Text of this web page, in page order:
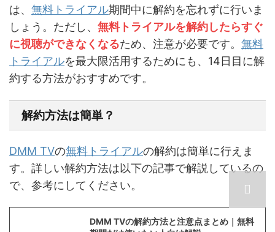
は、 無料トライアル期間中に解約を忘れずに行いま
しょう。ただし、 無料トライアルを解約したらすぐ
に視聴ができなくなるため、注意が必要です。 無料
トライアルを最大限活用するためにも、14日目に解
約する方法がおすすめです。
解約方法は簡単？
DMM TVの無料トライアルの解約は簡単に行えま
す。詳しい解約方法は以下の記事で解説しているの
で、参考にしてください。
DMM TVの解約方法と注意点まとめ｜無料